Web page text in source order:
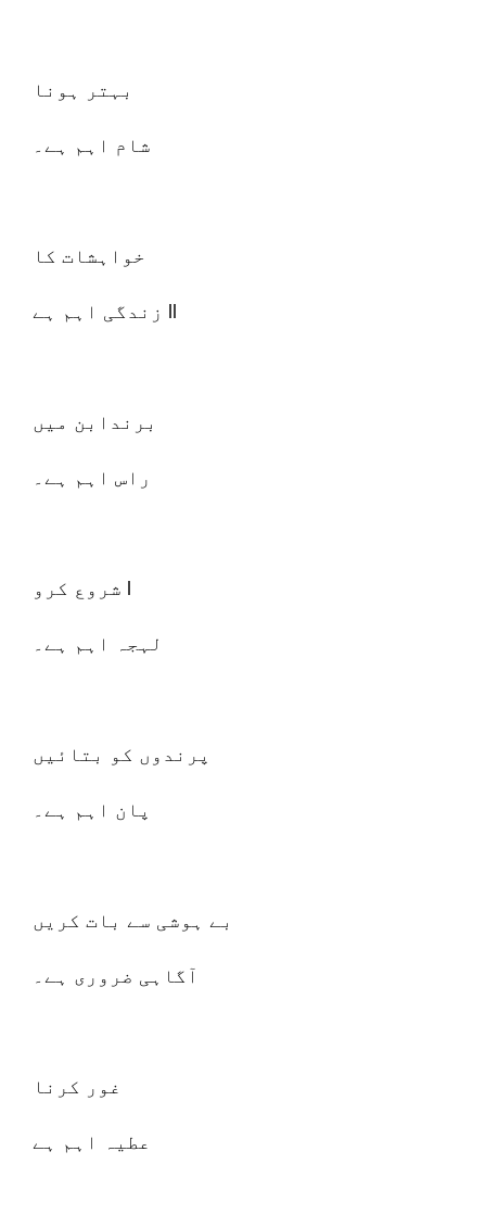
بہتر ہونا
شام اہم ہے۔
خواہشات کا
برندابن میں
راس اہم ہے۔
لہجہ اہم ہے۔
پرندوں کو بتائیں
پان اہم ہے۔
بے ہوشی سے بات کریں
آگاہی ضروری ہے۔
غور کرنا
عطیہ اہم ہے